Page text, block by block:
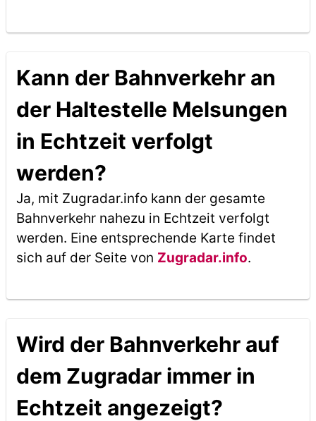
Kann der Bahnverkehr an
der Haltestelle Melsungen
in Echtzeit verfolgt
werden?
Ja, mit Zugradar.info kann der gesamte
Bahnverkehr nahezu in Echtzeit verfolgt
werden. Eine entsprechende Karte findet
sich auf der Seite von Zugradar.info.
Wird der Bahnverkehr auf
dem Zugradar immer in
Echtzeit angezeigt?